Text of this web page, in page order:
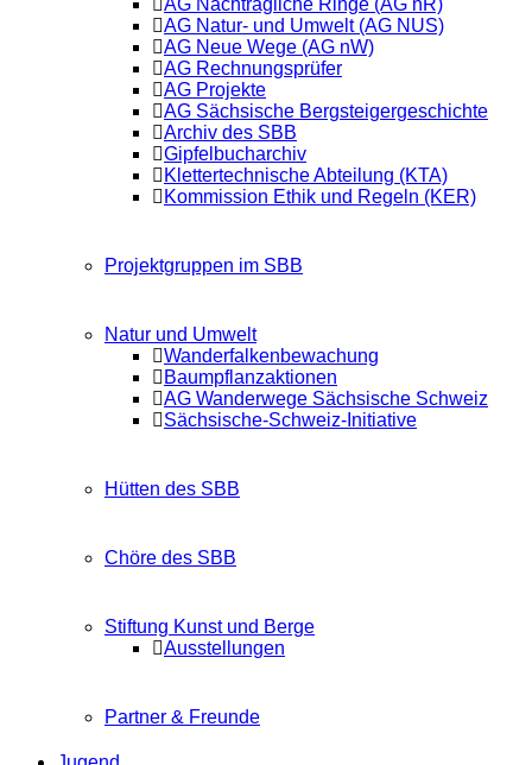
AG Nachträgliche Ringe (AG nR)
AG Natur- und Umwelt (AG NUS)
AG Neue Wege (AG nW)
AG Rechnungsprüfer
AG Projekte
AG Sächsische Bergsteigergeschichte
Archiv des SBB
Gipfelbucharchiv
Klettertechnische Abteilung (KTA)
Kommission Ethik und Regeln (KER)
Projektgruppen im SBB
Natur und Umwelt
Wanderfalkenbewachung
Baumpflanzaktionen
AG Wanderwege Sächsische Schweiz
Sächsische-Schweiz-Initiative
Hütten des SBB
Chöre des SBB
Stiftung Kunst und Berge
Ausstellungen
Partner & Freunde